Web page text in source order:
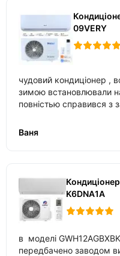
09VERY
чудовий кондиціонер ,
зимою встановлювали
повністью справився з
температури
Ваня
K6DNA1A
в моделі
передбачено заводом